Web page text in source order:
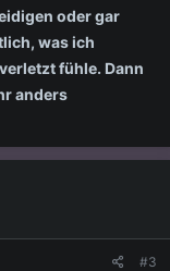
oder gar
was ich
fühle. Dann
anders
#3